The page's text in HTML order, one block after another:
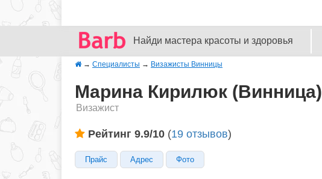
Найди мастера красоты и здоровья
→ Специалисты → Визажисты Винницы
Марина Кирилюк (Винница)
Визажист
Рейтинг 9.9/10 (19 отзывов)
Прайс Адрес Фото